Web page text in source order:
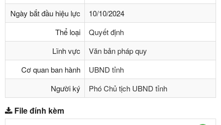
Ngày bắt đầu hiệu lực
10/10/2024
Thể loại
Quyết định
Lĩnh vực
Văn bản pháp quy
Cơ quan ban hành
UBND tỉnh
Người ký
Phó Chủ tịch UBND tỉnh
File đính kèm